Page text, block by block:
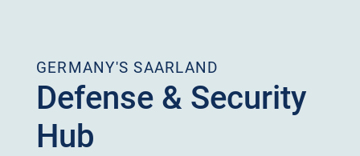
GERMANY'S SAARLAND
Defense & Security
Hub